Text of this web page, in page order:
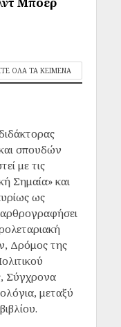
ΟΛΑ ΤΑ ΚΕΙΜΕΝΑ
και σπουδών
με τις
Σημαία» και
ως
αρθρογραφήσει
Δρόμος της
Σύγχρονα
μεταξύ